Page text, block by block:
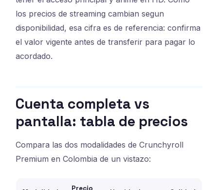
los precios de streaming cambian segun
disponibilidad, esa cifra es de referencia: confirma
el valor vigente antes de transferir para pagar lo
acordado.
Cuenta completa vs
pantalla: tabla de precios
Compara las dos modalidades de Crunchyroll
Premium en Colombia de un vistazo: